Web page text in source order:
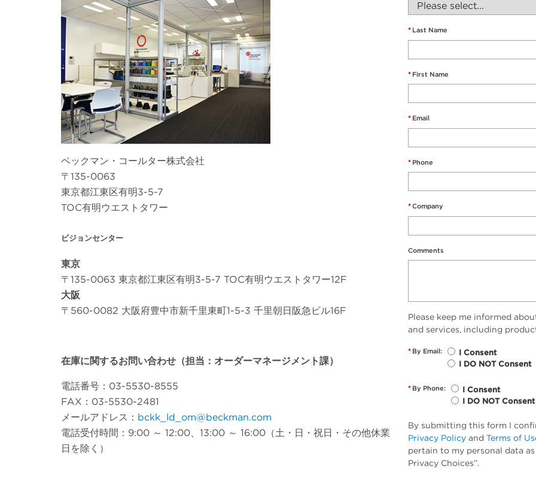
ベックマン・コールター株式会社
〒135-0063
東京都江東区有明3-5-7
TOC有明ウエストタワー
ビジョンセンター
東京
〒135-0063 東京都江東区有明3-5-7 TOC有明ウエストタワー12F
大阪
〒560-0082 大阪府豊中市新千里東町1-5-3 千里朝日阪急ビル16F
在庫に関するお問い合わせ（担当：オーダーマネージメント課）
電話番号：03-5530-8555
FAX：03-5530-2481
メールアドレス： bckk_ld_om@beckman.com
電話受付時間：9:00 ～ 12:00、13:00 ～ 16:00（土・日・祝日・その他休業
日を除く）
* Last Name
* First Name
* Email
* Phone
*Company
Comments
Please keep me informed
and services, including
* By Email:
I Consent
I DO NOT Consent
* By Phone:
I Consent
I DO NOT Consent
By submitting this form I
Privacy Policy and Terms of
pertain to my personal data
Privacy Choices”.